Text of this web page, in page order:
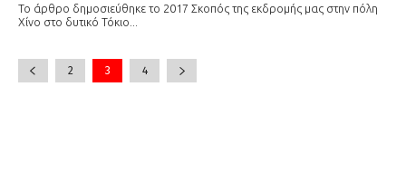
Το άρθρο δημοσιεύθηκε το 2017 Σκοπός της εκδρομής μας στην πόλη
Χίνο στο δυτικό Τόκιο...
2 3 4